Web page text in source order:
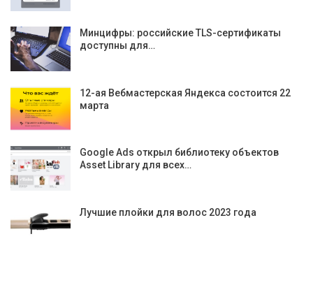
Минцифры: российские TLS-сертификаты
доступны для…
12-ая Вебмастерская Яндекса состоится 22
марта
Google Ads открыл библиотеку объектов
Asset Library для всех…
Лучшие плойки для волос 2023 года